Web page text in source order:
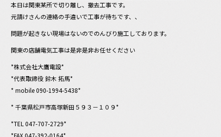
本日は関東某所で切り離し、撤去工事です。
元請けさんの連絡の手違いで工事が待ちです、、
問題が起きない現場はないのでのんびり施工しております。
関東の店舗電気工事は是非是非お任せください
*株式会社大鷹電設*
*代表取締役 鈴木 拓馬*
* mobile 090-1994-5438*
* 千葉県松戸市高塚新田５９３－１０９*
*TEL 047-707-2729*